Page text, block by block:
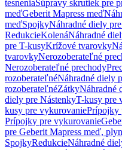
tesneniaSúpravy skrutiek pre
meďGeberit Mapress meď
meďSpojkyNáhradné diely
RedukcieKolenáNáhradné
pre T-kusyKrížové tvarovky
tvarovkyNerozoberateľné
Nerozoberateľné prechody
rozoberateľnéNáhradné diely
rozoberateľnéZátkyNáhradné
diely pre NástenkyT-kusy pre
kusy pre vykurovaniePrípojky
Prípojky pre vykurovanie
pre Geberit Mapress meď, plyn
SpojkyRedukcieNáhradné